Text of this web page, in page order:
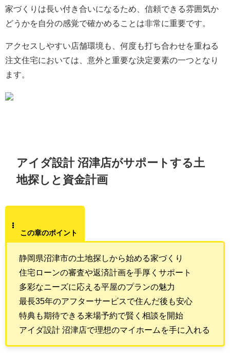
家づくりは長い付き合いになるため、信頼できる雰囲気か
どうかを自分の感覚で確かめることは非常に重要です。
アクセスしやすい店舗環境も、何度も打ち合わせを重ねる
注文住宅においては、意外と重要な決定要素の一つとなり
ます。
アイダ設計 沼津店がサポートする土
地探しと資金計画
この章のポイント
静岡県沼津市の土地探しから始める家づくり
住宅ローンの審査や返済計画を手厚くサポート
多彩なニーズに応える平屋のプランの魅力
最長35年のアフターサービスで住んだ後も安心
特典も期待できる来場予約で賢く相談を開始
アイダ設計 沼津店で理想のマイホームを手に入れる